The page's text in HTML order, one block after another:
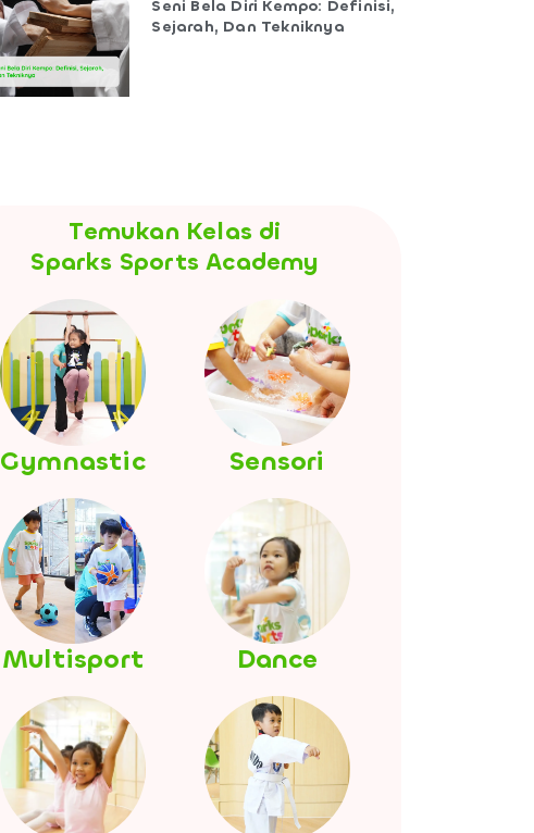
Seni Bela Diri Kempo: Definisi,
Sejarah, Dan Tekniknya
Temukan Kelas di
Sparks Sports Academy
Gymnastic Sensori
Multisport Dance